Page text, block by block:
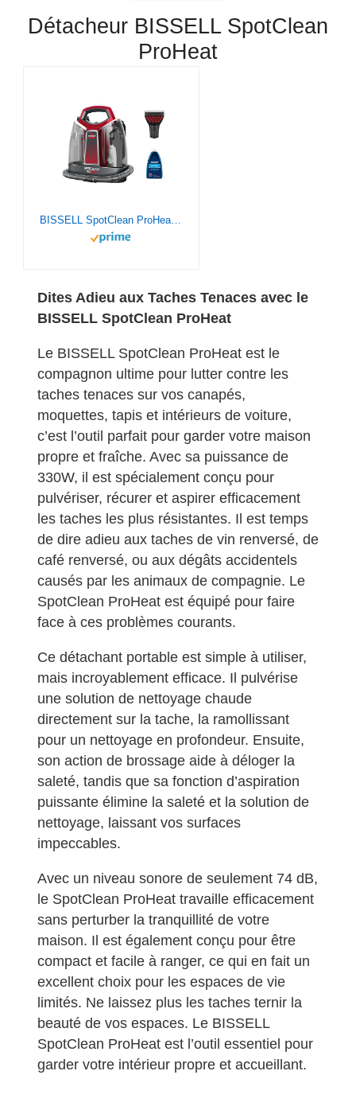
Détacheur BISSELL SpotClean
ProHeat
Dites Adieu aux Taches Tenaces avec le
BISSELL SpotClean ProHeat
Le BISSELL SpotClean ProHeat est le
compagnon ultime pour lutter contre les
taches tenaces sur vos canapés,
moquettes, tapis et intérieurs de voiture,
c’est l’outil parfait pour garder votre maison
propre et fraîche. Avec sa puissance de
330W, il est spécialement conçu pour
pulvériser, récurer et aspirer efficacement
les taches les plus résistantes. Il est temps
de dire adieu aux taches de vin renversé, de
café renversé, ou aux dégâts accidentels
causés par les animaux de compagnie. Le
SpotClean ProHeat est équipé pour faire
face à ces problèmes courants.
Ce détachant portable est simple à utiliser,
mais incroyablement efficace. Il pulvérise
une solution de nettoyage chaude
directement sur la tache, la ramollissant
pour un nettoyage en profondeur. Ensuite,
son action de brossage aide à déloger la
saleté, tandis que sa fonction d’aspiration
puissante élimine la saleté et la solution de
nettoyage, laissant vos surfaces
impeccables.
Avec un niveau sonore de seulement 74 dB,
le SpotClean ProHeat travaille efficacement
sans perturber la tranquillité de votre
maison. Il est également conçu pour être
compact et facile à ranger, ce qui en fait un
excellent choix pour les espaces de vie
limités. Ne laissez plus les taches ternir la
beauté de vos espaces. Le BISSELL
SpotClean ProHeat est l’outil essentiel pour
garder votre intérieur propre et accueillant.